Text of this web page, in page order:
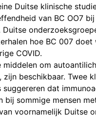
Duitse klinische
van BC OO7
Duitse
hoe BC 007
COVID.
middelen om
zijn beschikbaar. Twee
suggereren dat
bij sommige mensen
voornamelijk Duitse